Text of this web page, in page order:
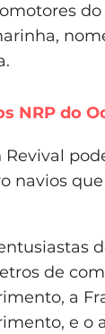
NRP do
Revival
navios
de
a
e o